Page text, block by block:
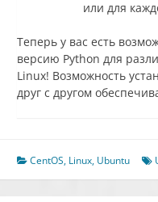
или для
Теперь у вас есть
версию Python для
Linux! Возможность
друг с другом
CentOS, Linux, Ubuntu